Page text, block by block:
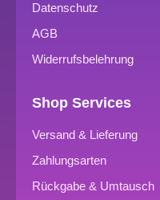
Datenschutz
AGB
Widerrufsbelehrung
Shop Services
Versand & Lieferung
Zahlungsarten
Rückgabe & Umtausch